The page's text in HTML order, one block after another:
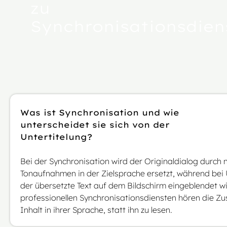
Was ist Synchronisation und wie
unterscheidet sie sich von der
Untertitelung?
Bei der Synchronisation wird der Originaldialog durch
Tonaufnahmen in der Zielsprache ersetzt, während
der übersetzte Text auf dem Bildschirm eingeblendet
professionellen Synchronisationsdiensten hören die
Inhalt in ihrer Sprache, statt ihn zu lesen.